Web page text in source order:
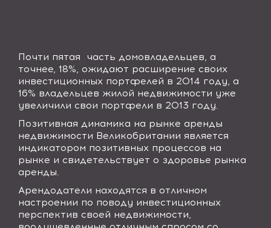
Почти пятая часть домовладельцев, а
точнее, 18%, ожидают расширение своих
инвестиционных портфелей в 2014 году, а
16% владельцев жилой недвижимости уже
увеличили свои портфели в 2013 году.
Позитивная динамика на рынке аренды
недвижимости Великобритании является
индикатором позитивных процессов на
рынке и свидетельствует о здоровье рынка
аренды.
Арендодатели находятся в отличном
настроении по поводу инвестиционных
перспектив своей недвижимости,